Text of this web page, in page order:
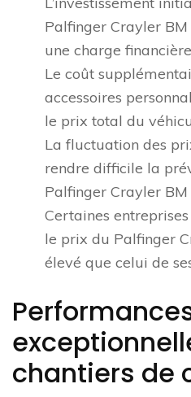
Palfinger Crayler
une charge
Le coût
accessoires
le prix total du
La fluctuation des
rendre difficile la
Palfinger Crayler BM
Certaines
le prix du Palfinger
élevé que celui de
chantiers de